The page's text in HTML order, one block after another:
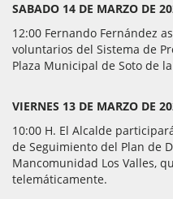
SABADO 14 DE MARZO DE
12:00 Fernando Fernández
voluntarios del Sistema de
Plaza Municipal de Soto de
VIERNES 13 DE MARZO DE
10:00 H. El Alcalde
de Seguimiento del Plan de
Mancomunidad Los Valles,
telemáticamente.